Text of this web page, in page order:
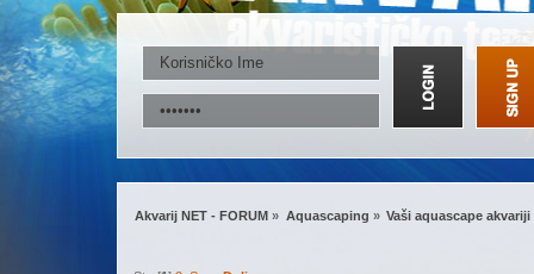
Akvarij NET - FORUM » Aquascaping » Vaši aquascape akvariji